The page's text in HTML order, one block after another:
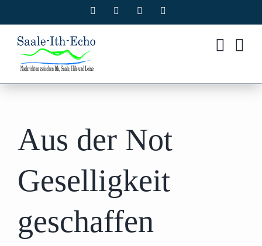
Inhalt
springen
Facebook Instagram
Aus der Not
Geselligkeit
geschaffen